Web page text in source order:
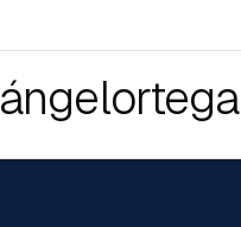
ángelortega